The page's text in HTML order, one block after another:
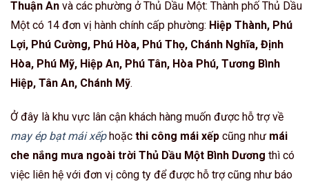
Thuận An và các phường ở Thủ Dầu Một: Thành phố Thủ Dầu
Một có 14 đơn vị hành chính cấp phường: Hiệp Thành, Phú
Lợi, Phú Cường, Phú Hòa, Phú Thọ, Chánh Nghĩa, Định
Hòa, Phú Mỹ, Hiệp An, Phú Tân, Hòa Phú, Tương Bình
Hiệp, Tân An, Chánh Mỹ.
Ở đây là khu vực lân cận khách hàng muốn được hỗ trợ về
may ép bạt mái xếphoặc thi công mái xếp cũng như mái
che nắng mưa ngoài trời Thủ Dầu Một Bình Dương thì có
việc liên hệ với đơn vị công ty để được hỗ trợ cũng như báo